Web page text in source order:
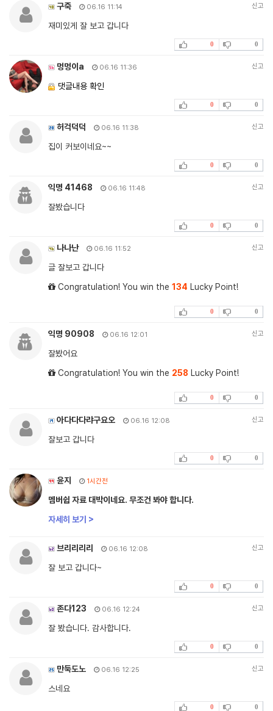
구죽 06.16 11:14 신고
재미있게 잘 보고 갑니다
0 0
멍멍이a 06.16 11:36 신고
댓글내용 확인
0 0
허걱덕덕 06.16 11:38 신고
집이 커보이네요~~
0 0
익명 41468 06.16 11:48 신고
잘봤습니다
0 0
나나난 06.16 11:52 신고
글 잘보고 갑니다
Congratulation! You win the 134 Lucky Point!
0 0
익명 90908 06.16 12:01 신고
잘봤어요
Congratulation! You win the 258 Lucky Point!
0 0
아다다다랴구요오 06.16 12:08 신고
잘보고 갑니다
0 0
윤지 1시간전
멤버쉽 자료 대박이네요. 무조건 봐야 합니다.
자세히 보기 >
브리리리리 06.16 12:08 신고
잘 보고 갑니다~
0 0
존다123 06.16 12:24 신고
잘 봤습니다. 감사합니다.
0 0
만둑도노 06.16 12:25 신고
스네요
0 0